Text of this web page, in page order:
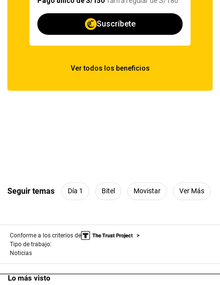
Seguir temas Día 1 Bitel Movistar Ver Más
Conforme a los criterios de
Tipo de trabajo:
Noticias
Lo más visto